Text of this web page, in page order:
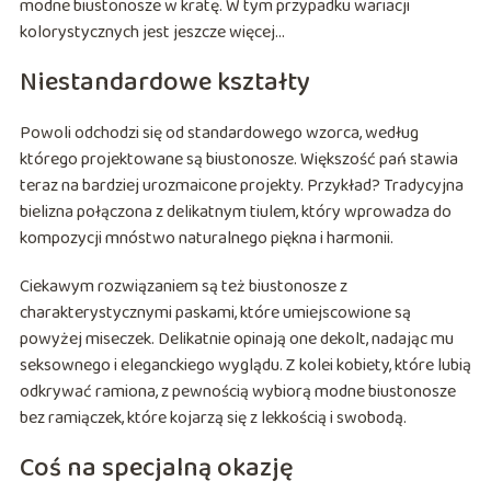
modne biustonosze w kratę. W tym przypadku wariacji
kolorystycznych jest jeszcze więcej…
Niestandardowe kształty
Powoli odchodzi się od standardowego wzorca, według
którego projektowane są biustonosze. Większość pań stawia
teraz na bardziej urozmaicone projekty. Przykład? Tradycyjna
bielizna połączona z delikatnym tiulem, który wprowadza do
kompozycji mnóstwo naturalnego piękna i harmonii.
Ciekawym rozwiązaniem są też biustonosze z
charakterystycznymi paskami, które umiejscowione są
powyżej miseczek. Delikatnie opinają one dekolt, nadając mu
seksownego i eleganckiego wyglądu. Z kolei kobiety, które lubią
odkrywać ramiona, z pewnością wybiorą modne biustonosze
bez ramiączek, które kojarzą się z lekkością i swobodą.
Coś na specjalną okazję